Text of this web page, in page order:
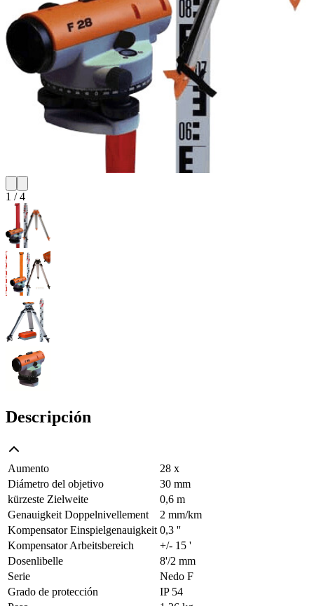
1 /4
Descripción
Aumento
28 x
Diámetro del objetivo
30 mm
kürzeste Zielweite
0,6 m
Genauigkeit Doppelnivellement
2 mm/km
Kompensator Einspielgenauigkeit 0,3 ''
Kompensator Arbeitsbereich
+/- 15 '
Dosenlibelle
8'/2 mm
Serie
Nedo F
Grado de protección
IP 54